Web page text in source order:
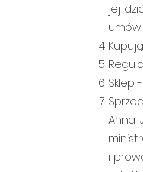
jej
umów
Sklep
Anna
i